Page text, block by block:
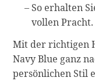
So erhalten
vollen Pracht.
Mit der richtigen
Navy Blue ganz
persönlichen Stil